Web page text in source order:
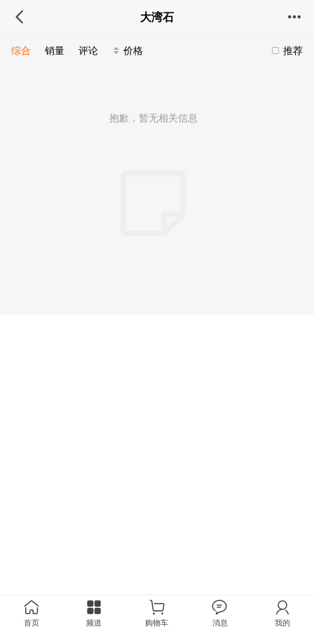
大湾石
推荐
综合 销量 评论 价格
抱歉，暂无相关信息
首页 频道 购物车 消息 我的